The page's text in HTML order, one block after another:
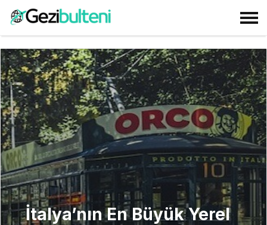
İtalya’nın En Büyük Yerel